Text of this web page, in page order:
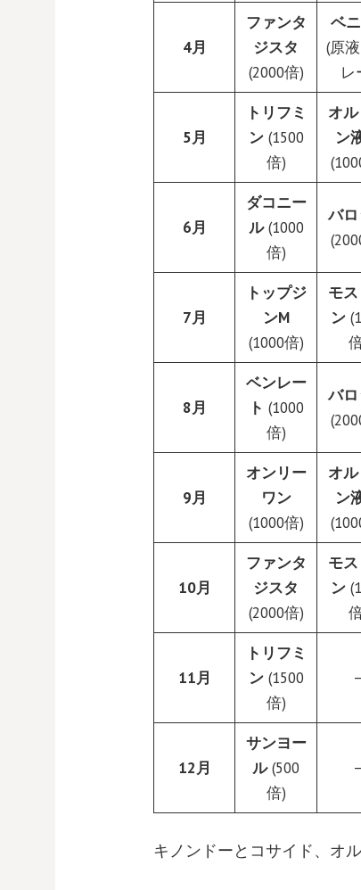
4月
ファンタ
ジスタ
(2000倍)
ベ
(原
レ
5月
トリフミ
ン(1500
倍)
オ
ン
6月
ダコニー
ル(1000
倍)
バロ
7月
トップジ
ンM
(1000倍)
モ
ン
8月
ベンレー
ト (1000
倍)
バロ
9月
オンリー
ワン
(1000倍)
オ
ン
10月
ファンタ
ジスタ
(2000倍)
モ
ン
11月
トリフミ
ン(1500
倍)
–
12月
サンヨー
ル(500
倍)
–
キノンドーとコサイド、オ